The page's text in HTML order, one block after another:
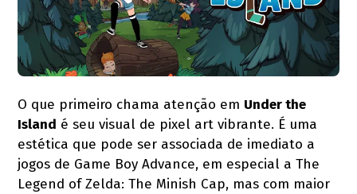
O que primeiro chama atenção em Under the
Island é seu visual de pixel art vibrante. É uma
estética que pode ser associada de imediato a
jogos de Game Boy Advance, em especial a The
Legend of Zelda: The Minish Cap, mas com maior